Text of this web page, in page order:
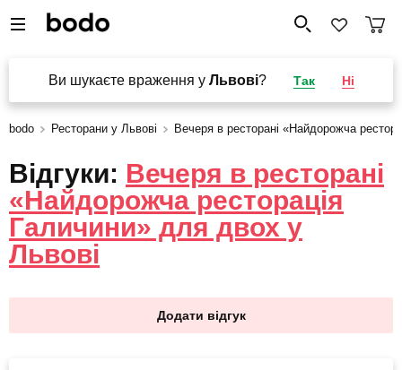
Ви шукаєте враження у Львові? Так Ні
bodo Ресторани у Львові Вечеря в ресторані «Найдорожча
Відгуки: Вечеря в ресторані
«Найдорожча ресторація
Галичини» для двох у
Львові
Додати відгук